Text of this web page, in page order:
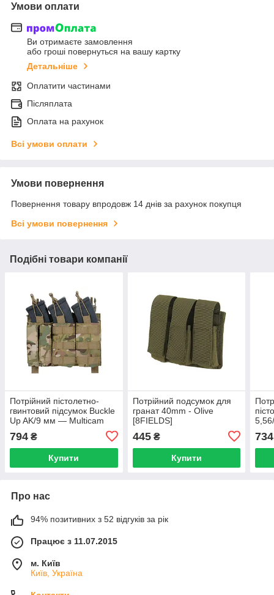
Умови оплати
Ви отримаєте замовлення
або гроші повернуться на вашу картку
Детальніше
Оплатити частинами
Післяплата
Оплата на рахунок
Всі умови оплати
Умови повернення
Повернення товару впродовж 14 днів за рахунок покупця
Всі умови повернення
Подібні товари компанії
Потрійний пістолетно-
гвинтовий підсумок Buckle
Up AK/9 мм — Multicam
794 ₴
Купити
Потрійний подсумок для
гранат 40mm - Olive
[8FIELDS]
445₴
Купити
734
Про нас
94% позитивних з 52 відгуків за рік
Працює з 11.07.2015
м. Київ
Київ, Україна